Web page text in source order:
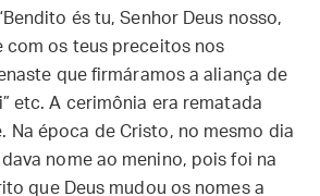
és tu, Senhor Deus nosso,
com os teus preceitos nos
que firmáramos a aliança de
etc. A cerimônia era rematada
Na época de Cristo, no mesmo dia
nome ao menino, pois foi na
que Deus mudou os nomes a